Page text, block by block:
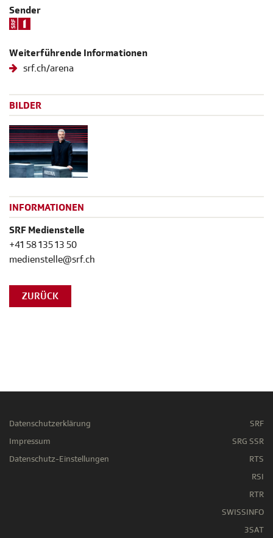
Sender
Weiterführende Informationen
srf.ch/arena
BILDER
INFORMATIONEN
SRF Medienstelle
+41 58 135 13 50
medienstelle@srf.ch
ZURÜCK
Datenschutzerklärung
Impressum
Datenschutz-Einstellungen
SRF
SRG SSR
RTS
RSI
RTR
SWISSINFO
3SAT